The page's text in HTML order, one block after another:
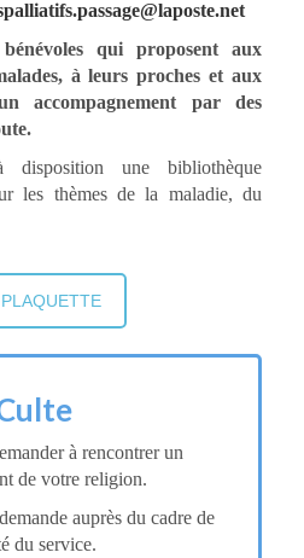
bénévoles qui proposent aux
à leurs proches et aux
accompagnement par des
une bibliothèque
les thèmes de la maladie, du
PLAQUETTE
à rencontrer un
de votre religion.
auprès du cadre de
du service.